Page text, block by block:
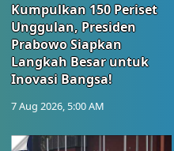
Kumpulkan 150 Periset
Unggulan, Presiden
Prabowo Siapkan
Langkah Besar untuk
Inovasi Bangsa!
7 Aug 2026, 5:00 AM